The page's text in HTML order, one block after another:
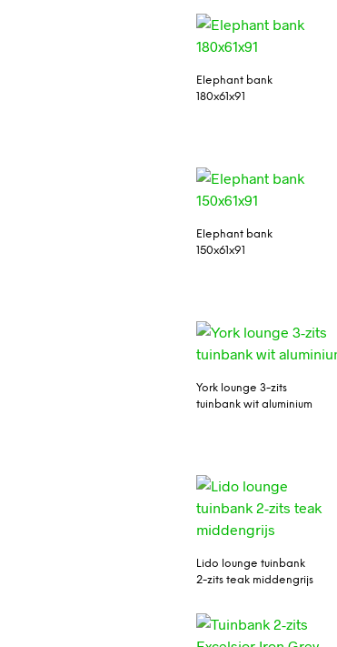
Elephant bank
180x61x91
Elephant bank
150x61x91
York lounge 3-zits
tuinbank wit aluminium
Lido lounge tuinbank
2-zits teak middengrijs